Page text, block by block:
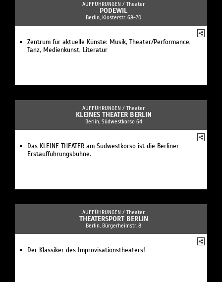
AUFFÜHRUNGEN / Theater
PODEWIL
Berlin, Klosterstr. 68-70
Zentrum für aktuelle Künste: Musik, Theater/Performance,
Tanz, Medienkunst, Literatur
AUFFÜHRUNGEN / Theater
KLEINES THEATER BERLIN
Berlin, Südwestkorso 64
Das KLEINE THEATER am Südwestkorso ist die Berliner
Erstaufführungsbühne.
AUFFÜHRUNGEN / Theater
THEATERSPORT BERLIN
Berlin, Bürgerheimstr. 8
Der Klassiker des Improvisationstheaters!